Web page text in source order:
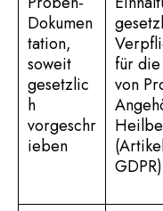
Dokumen
tation,
soweit
gesetzlic
h
vorgeschr
ieben
für
von
GDPR)